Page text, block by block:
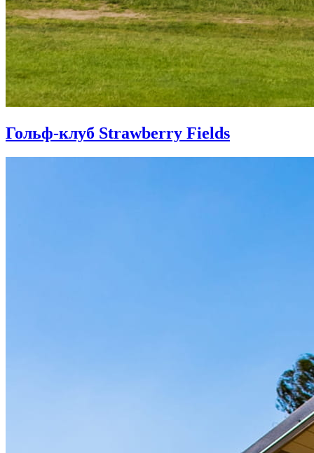
Гольф-клуб Strawberry Fields